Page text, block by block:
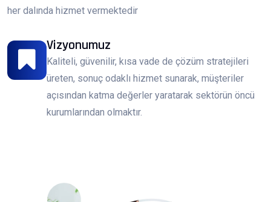
her dalında hizmet vermektedir
Vizyonumuz
Kaliteli, güvenilir, kısa vade de çözüm stratejileri
üreten, sonuç odaklı hizmet sunarak, müşteriler
açısından katma değerler yaratarak sektörün öncü
kurumlarından olmaktır.